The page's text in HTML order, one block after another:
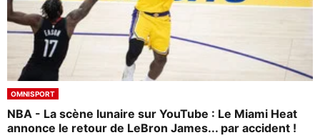
OMNISPORT
NBA - La scène lunaire sur YouTube : Le Miami Heat
annonce le retour de LeBron James... par accident !